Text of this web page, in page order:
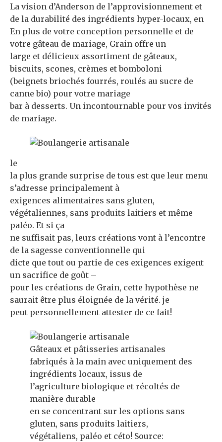
La vision d’Anderson de l’approvisionnement et
de la durabilité des ingrédients hyper-locaux, en
En plus de votre conception personnelle et de
votre gâteau de mariage, Grain offre un
large et délicieux assortiment de gâteaux,
biscuits, scones, crèmes et bomboloni
(beignets briochés fourrés, roulés au sucre de
canne bio) pour votre mariage
bar à desserts. Un incontournable pour vos invités
de mariage.
le
la plus grande surprise de tous est que leur menu
s’adresse principalement à
exigences alimentaires sans gluten,
végétaliennes, sans produits laitiers et même
paléo. Et si ça
ne suffisait pas, leurs créations vont à l’encontre
de la sagesse conventionnelle qui
dicte que tout ou partie de ces exigences exigent
un sacrifice de goût –
pour les créations de Grain, cette hypothèse ne
saurait être plus éloignée de la vérité. je
peut personnellement attester de ce fait!
Gâteaux et pâtisseries artisanales
fabriqués à la main avec uniquement des
ingrédients locaux, issus de
l’agriculture biologique et récoltés de
manière durable
en se concentrant sur les options sans
gluten, sans produits laitiers,
végétaliens, paléo et céto! Source: